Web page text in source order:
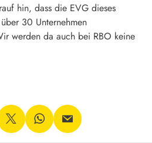
hin, dass die EVG dieses
30 Unternehmen
werden da auch bei RBO keine